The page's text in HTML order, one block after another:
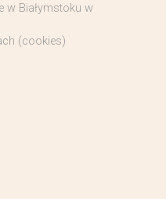
w Białymstoku w
(cookies)